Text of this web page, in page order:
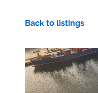
Back to listings